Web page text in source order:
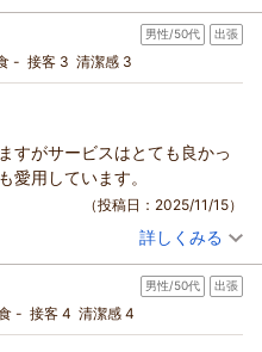
、食材のロスを少しでも出
が、ご理解とご協力のほど
ただけるホテルを目指し、
上げております。
（返信日：2025/12/16）
の宿泊はコチラ！お得★連泊プラ
ャージ
シングル
たり/税込)
いただき、誠にありがとう
だだき、ありがとうございま
ますが、今後もお客様の満
ます。
ております。
男性/50代 出張
- 接客 3 清潔感 3
すがサービスはとても良かっ
愛用しています。
（投稿日：2025/11/15）
】素泊◇アクセスも便利◇ビジネス
在を
シングル 食事なし
たり/税込)
詳しくみる
男性/50代 出張
- 接客 4 清潔感 4